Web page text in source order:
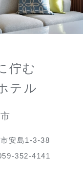
佇む
テル
安島1-3-38
352-4141